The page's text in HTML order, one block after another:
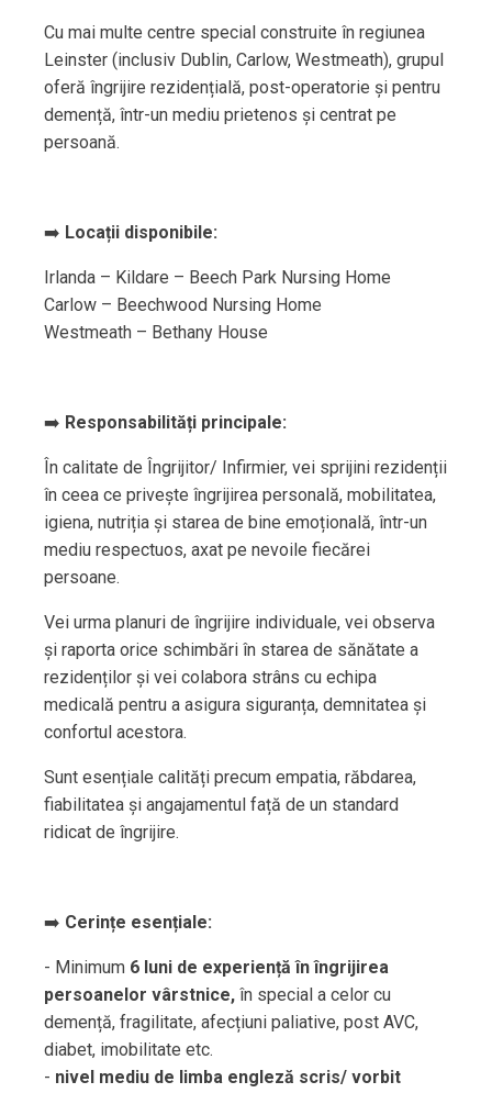
Cu mai multe centre special construite în regiunea
Leinster (inclusiv Dublin, Carlow, Westmeath), grupul
oferă îngrijire rezidențială, post-operatorie și pentru
demență, într-un mediu prietenos și centrat pe
persoană.
➡️ Locații disponibile:
Irlanda – Kildare – Beech Park Nursing Home
Carlow – Beechwood Nursing Home
Westmeath – Bethany House
➡️ Responsabilități principale:
În calitate de Îngrijitor/ Infirmier, vei sprijini rezidenții
în ceea ce privește îngrijirea personală, mobilitatea,
igiena, nutriția și starea de bine emoțională, într-un
mediu respectuos, axat pe nevoile fiecărei
persoane.
Vei urma planuri de îngrijire individuale, vei observa
și raporta orice schimbări în starea de sănătate a
rezidenților și vei colabora strâns cu echipa
medicală pentru a asigura siguranța, demnitatea și
confortul acestora.
Sunt esențiale calități precum empatia, răbdarea,
fiabilitatea și angajamentul față de un standard
ridicat de îngrijire.
➡️ Cerințe esențiale:
- Minimum 6 luni de experiență în îngrijirea
persoanelor vârstnice, în special a celor cu
demență, fragilitate, afecțiuni paliative, post AVC,
diabet, imobilitate etc.
- nivel mediu de limba engleză scris/ vorbit